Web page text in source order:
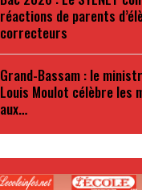
réactions de parents
correcteurs
Grand-Bassam : le
Louis Moulot célèbre les
aux…